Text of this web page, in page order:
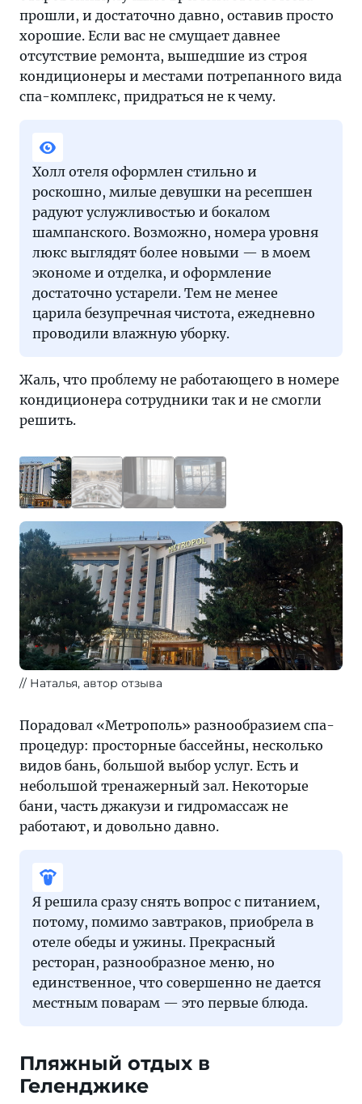
прошли, и достаточно давно, оставив просто
хорошие. Если вас не смущает давнее
отсутствие ремонта, вышедшие из строя
кондиционеры и местами потрепанного вида
спа-комплекс, придраться не к чему.
Холл отеля оформлен стильно и
роскошно, милые девушки на ресепшен
радуют услужливостью и бокалом
шампанского. Возможно, номера уровня
люкс выглядят более новыми — в моем
экономе и отделка, и оформление
достаточно устарели. Тем не менее
царила безупречная чистота, ежедневно
проводили влажную уборку.
Жаль, что проблему не работающего в номере
кондиционера сотрудники так и не смогли
решить.
Наталья, автор отзыва
Порадовал «Метрополь» разнообразием спа-
процедур: просторные бассейны, несколько
видов бань, большой выбор услуг. Есть и
небольшой тренажерный зал. Некоторые
бани, часть джакузи и гидромассаж не
работают, и довольно давно.
Я решила сразу снять вопрос с питанием,
потому, помимо завтраков, приобрела в
отеле обеды и ужины. Прекрасный
ресторан, разнообразное меню, но
единственное, что совершенно не дается
местным поварам — это первые блюда.
Пляжный отдых в
Геленджике